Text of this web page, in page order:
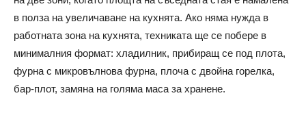
в полза на увеличаване на кухнята. Ако няма нужда в
работната зона на кухнята, техниката ще се побере в
минималния формат: хладилник, прибиращ се под плота,
фурна с микровълнова фурна, плоча с двойна горелка,
бар-плот, замяна на голяма маса за хранене.